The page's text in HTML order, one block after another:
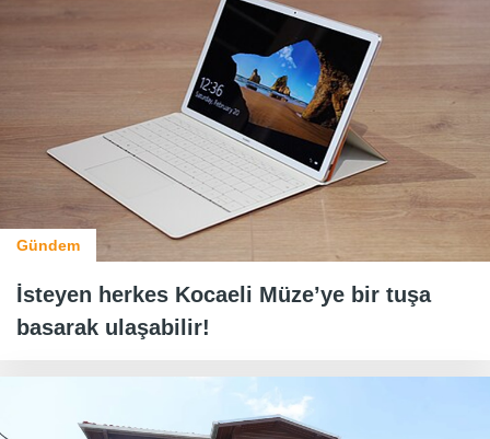
Gündem
İsteyen herkes Kocaeli Müze’ye bir tuşa
basarak ulaşabilir!